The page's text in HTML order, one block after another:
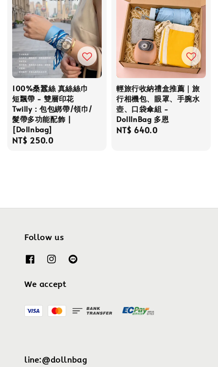
100%桑蠶絲 真絲絲巾
短飄帶 - 雙層印花
Twilly：包包綁帶/領巾/
髮帶多功能配飾 |
[Dollnbag]
Regular
NT$ 250.0
輕旅行收納禮盒推薦｜旅
行相機包、眼罩、手腕水
壺、口袋傘組 -
DollInBag 多恩
Regular
NT$ 640.0
Follow us
We accept
line:@dollnbag